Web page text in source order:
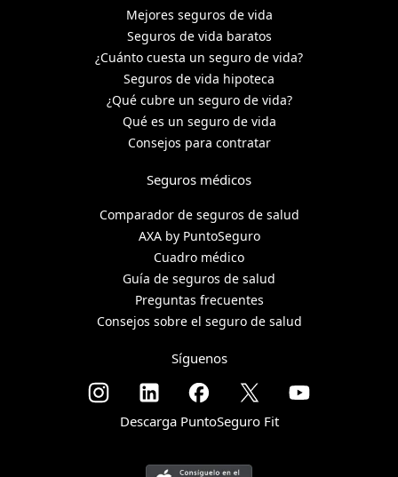
Mejores seguros de vida
Seguros de vida baratos
¿Cuánto cuesta un seguro de vida?
Seguros de vida hipoteca
¿Qué cubre un seguro de vida?
Qué es un seguro de vida
Consejos para contratar
Seguros médicos
Comparador de seguros de salud
AXA by PuntoSeguro
Cuadro médico
Guía de seguros de salud
Preguntas frecuentes
Consejos sobre el seguro de salud
Síguenos
Descarga PuntoSeguro Fit